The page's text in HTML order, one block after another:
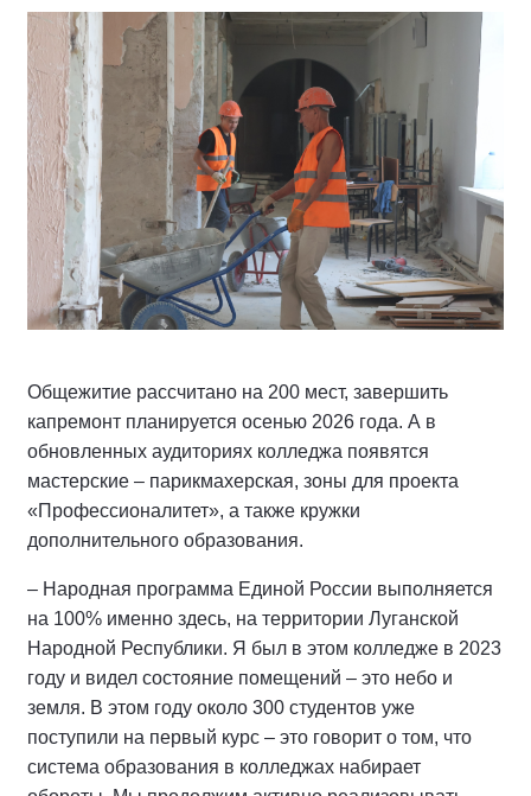
Общежитие рассчитано на 200 мест, завершить
капремонт планируется осенью 2026 года. А в
обновленных аудиториях колледжа появятся
мастерские – парикмахерская, зоны для проекта
«Профессионалитет», а также кружки
дополнительного образования.
– Народная программа Единой России выполняется
на 100% именно здесь, на территории Луганской
Народной Республики. Я был в этом колледже в 2023
году и видел состояние помещений – это небо и
земля. В этом году около 300 студентов уже
поступили на первый курс – это говорит о том, что
система образования в колледжах набирает